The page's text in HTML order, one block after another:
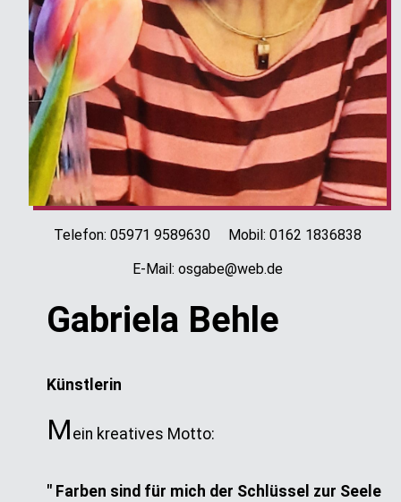
Telefon: 05971 9589630 Mobil: 0162 1836838
E-Mail: osgabe@web.de
Gabriela Behle
Künstlerin
M ein kreatives Motto:
" Farben sind für mich der Schlüssel zur Seele